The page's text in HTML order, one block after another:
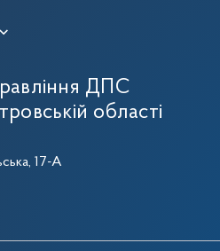
ДПС
області
17-А